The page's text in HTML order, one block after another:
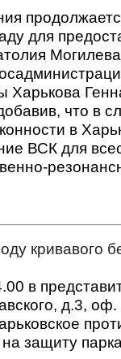
для
Харькова
что в
в
ВСК для
кривавого
в
д.3, оф.
защиту